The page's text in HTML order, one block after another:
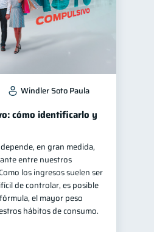
Windler Soto Paula
cómo identificarlo y
en gran medida,
entre nuestros
los ingresos suelen ser
de controlar, es posible
el mayor peso
hábitos de consumo.